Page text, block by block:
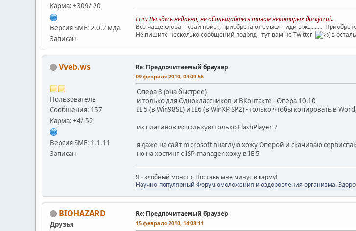
Карма: +309/-20
Версия SMF: 2.0.2 мда
Записан
Если Вы здесь недавно, не обольщайтесь тоном некоторых дискуссий.
Все чаще слова - юзай поиск, приобретают смысл - иди в ж..........
Не пишите несколько сообщений подряд - тут вам не Twitter
в
Vveb.ws
Пользователь
Сообщения: 157
Карма: +4/-52
Версия SMF: 1.1.11
Записан
Re: Предпочитаемый браузер
09 февраля 2010, 04:09:56
Опера 8 (она быстрее)
и только для Одноклассников и ВКонтакте - Опера 10.10
IE 5 (в Win98SE) и IE6 (в WinXP SP2) - только чтобы копировать в
из плагинов использую только FlashPlayer 7
я даже на сайт microsoft внаглую хожу Оперой и скачиваю
но на хостинг с ISP-manager хожу в IE 5
Я - злобный монстр. Поставь мне минус в карму!
Научно-популярный Форум омоложения и оздоровления организма.
BIOHAZARD
Друзья
Re: Предпочитаемый браузер
15 февраля 2010, 14:08:11